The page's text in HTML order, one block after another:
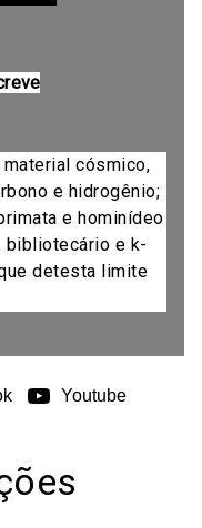
material cósmico,
e hidrogênio;
e hominídeo
bibliotecário e k-
detesta limite
Youtube